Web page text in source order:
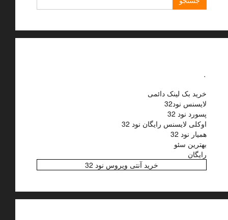
برای:
خرید بک لینک دائمی
لایسنس نود32
پسورد نود 32
اوکلی لایسنس رایگان نود 32
همیار نود 32
بهترین سئو
رایگان
خرید آنتی ویروس نود 32